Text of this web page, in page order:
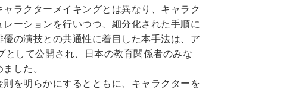
ラクターメイキングとは異なり、キャラク
ーションを行いつつ、細分化された手順に
の演技との共通性に着目した本手法は、ア
して公開され、日本の教育関係者のみな
した。
を明らかにするとともに、キャラクターを